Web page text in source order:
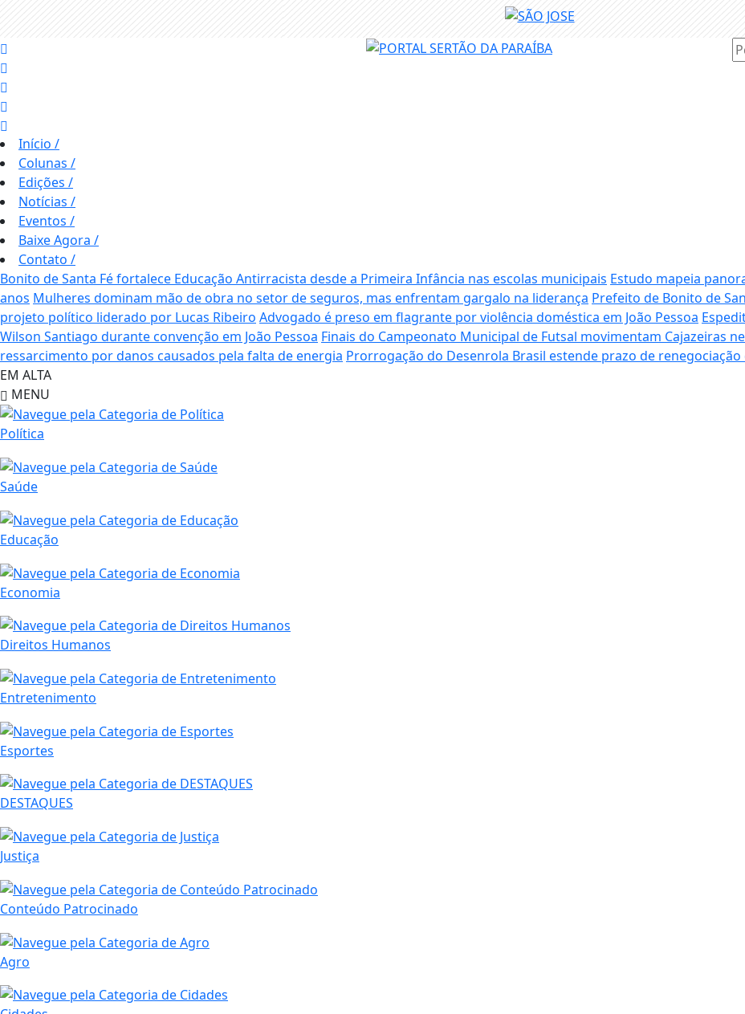
Início /
Colunas /
Edições /
Notícias /
Eventos /
Baixe Agora /
Contato /
Bonito de Santa Fé fortalece Educação Antirracista desde a Primeira Infância nas escolas municipais Estudo mapeia
anos Mulheres dominam mão de obra no setor de seguros, mas enfrentam gargalo na liderança Prefeito de Bonito de
projeto político liderado por Lucas Ribeiro Advogado é preso em flagrante por violência doméstica em João Pessoa
Wilson Santiago durante convenção em João Pessoa Finais do Campeonato Municipal de Futsal movimentam Cajazeiras
ressarcimento por danos causados pela falta de energia Prorrogação do Desenrola Brasil estende prazo de
EM ALTA
MENU
Política
Saúde
Educação
Economia
Direitos Humanos
Entretenimento
Esportes
DESTAQUES
Justiça
Conteúdo Patrocinado
Agro